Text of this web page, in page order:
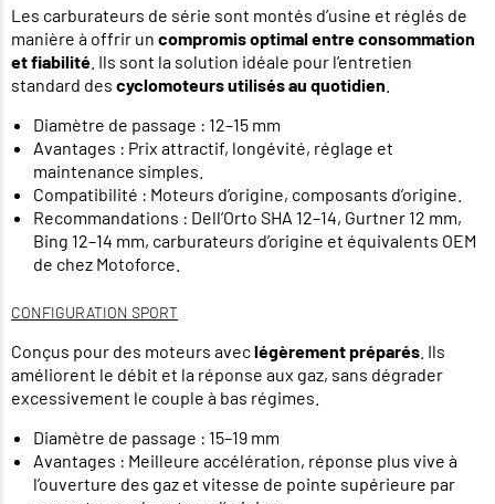
Les carburateurs de série sont montés d’usine et réglés de
manière à offrir un compromis optimal entre consommation
et fiabilité . Ils sont la solution idéale pour l’entretien
standard des cyclomoteurs utilisés au quotidien
Diamètre de passage : 12–15 mm
Avantages : Prix attractif, longévité, réglage et
maintenance simples.
Compatibilité : Moteurs d’origine, composants d’origine.
Recommandations : Dell’Orto SHA 12–14, Gurtner 12 mm,
Bing 12–14 mm, carburateurs d’origine et équivalents OEM
de chez Motoforce.
CONFIGURATION SPORT
Conçus pour des moteurs aveclégèrement préparés . Ils
améliorent le débit et la réponse aux gaz, sans dégrader
excessivement le couple à bas régimes.
Diamètre de passage : 15–19 mm
Avantages : Meilleure accélération, réponse plus vive à
l’ouverture des gaz et vitesse de pointe supérieure par